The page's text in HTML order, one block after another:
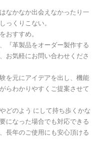
なかなか出会えなかったり一
っくりこない。
おすすめ。
『革製品をオーダー製作する
お気軽にお問い合わせくださ
を元にアイデアを出し、機能
らわかりやすくご提案させて
どのよう にして持ち歩くかな
になった場合でも対応できる
長年のご使用にも安心頂ける